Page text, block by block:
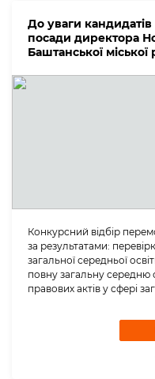
До уваги
посади директора
Баштанської міської
Конкурсний відбір
за результатами:
загальної середньої
повну загальну середню
правових актів у сфері